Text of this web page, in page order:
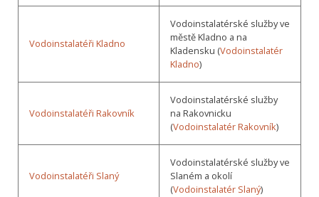
Vodoinstalatéři Kladno
Vodoinstalatérské služby ve
městě Kladno a na
Kladensku (Vodoinstalatér
Kladno)
Vodoinstalatéři Rakovník
Vodoinstalatérské služby
na Rakovnicku
(Vodoinstalatér Rakovník)
Vodoinstalatéři Slaný
Vodoinstalatérské služby ve
Slaném a okolí
(Vodoinstalatér Slaný)